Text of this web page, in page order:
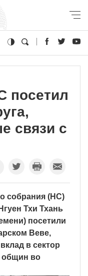
посетил
связи с
собрания (НС)
Тхи Тхань
посетили
Веве,
в сектор
общин во